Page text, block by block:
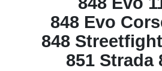
848 Evo
848
851 Strada